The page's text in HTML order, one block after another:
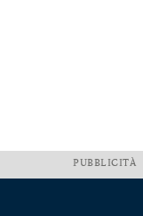
PUBBLICITÀ